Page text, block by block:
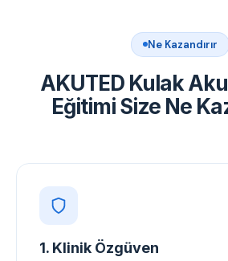
Ne Kazandırır
AKUTED Kulak
Eğitimi Size Ne
1. Klinik Özgüven